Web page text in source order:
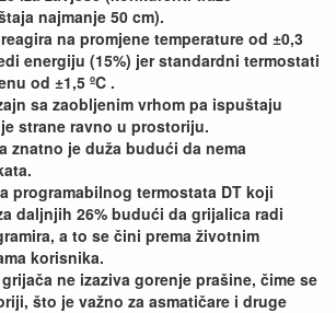
najmanje 50 cm).
na promjene temperature od ±0,3
energiju (15%) jer standardni termostati
od ±1,5 ºC .
sa zaobljenim vrhom pa ispuštaju
strane ravno u prostoriju.
znatno je duža budući da nema
programabilnog termostata DT koji
daljnjih 26% budući da grijalica radi
a to se čini prema životnim
korisnika.
ne izaziva gorenje prašine, čime se
što je važno za asmatičare i druge